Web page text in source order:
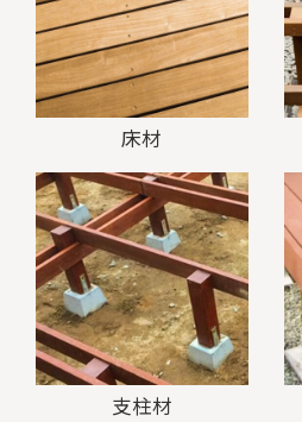
床材
支柱材